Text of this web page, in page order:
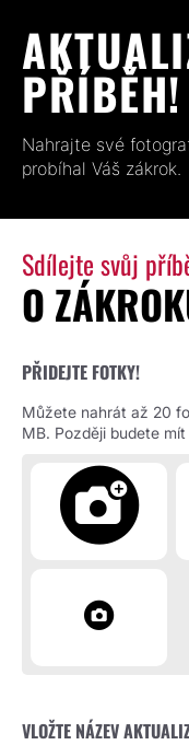
PŘÍBĚH!
Nahrajte své
probíhal Váš zákrok.
Sdílejte svůj
O
PŘIDEJTE FOTKY!
Můžete nahrát až 20
MB. Později budete
VLOŽTE NÁZEV